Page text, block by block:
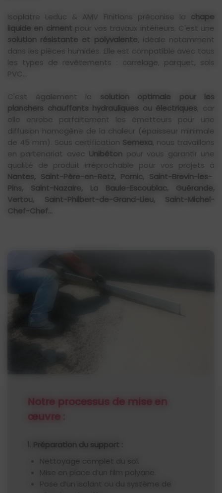
Isoplatre Leduc & AMV Finitions préconise la chape
liquide en ciment pour vos travaux intérieurs. C'est une
solution résistante et polyvalente, idéale notamment
dans les pièces humides. Elle est compatible avec tous
les types de revêtements : carrelage, parquet, sols
PVC...
C'est également la solution optimale pour les
planchers chauffants hydrauliques ou électriques, car
elle enrobe parfaitement les émetteurs pour une
diffusion homogène de la chaleur (épaisseur minimale
de 45 mm). Sous certification Semexa, nous travaillons
en partenariat avec Unibéton pour vous garantir une
qualité de produit irréprochable pour vos projets à
Nantes, Saint-Père-en-Retz, Pornic, Saint-Brevin-les-
Pins, Saint-Nazaire, La Baule-Escoublac, Guérande,
Vertou, Saint-Philbert-de-Grand-Lieu, Saint-Michel-
Chef-Chef...
Notre processus de mise en
œuvre :
1. Préparation du support :
Nettoyage complet du sol.